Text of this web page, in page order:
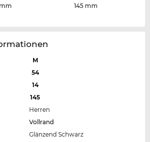
145 mm
M
54
14
145
Herren
Vollrand
Glänzend Schwarz